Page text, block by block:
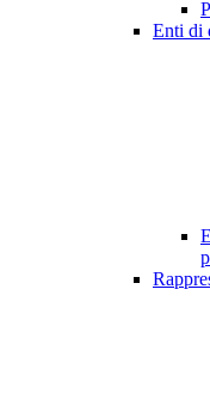
Enti di